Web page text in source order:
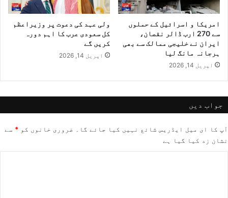
امریکا و اسرائیل کے حملوں
سے 270 ارب ڈالر نقصان،
ایران نے خلیجی ممالک سے بھی
ہرجانہ مانگ لیا
اپریل 14, 2026
ولی عہد کی دعوت پر وزیراعظم
کل سعودی عرب کا اہم دورہ
کریں گے
اپریل 14, 2026
جواب دیں
آپ کا ای میل ایڈریس شائع نہیں کیا جائے گا۔ ضروری خانوں کو * سے
نشان زد کیا گیا ہے